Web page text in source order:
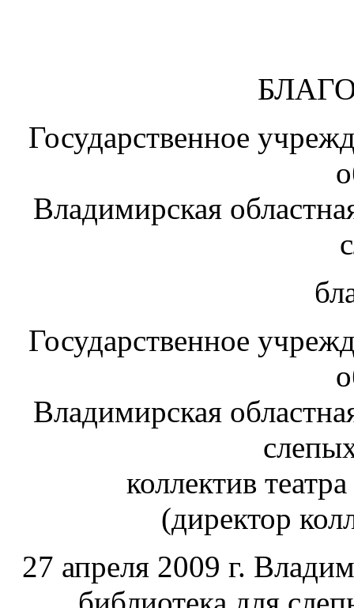
Государственное
Владимирская
Государственное
Владимирская
коллектив
(директор
27 апреля 2009 г.